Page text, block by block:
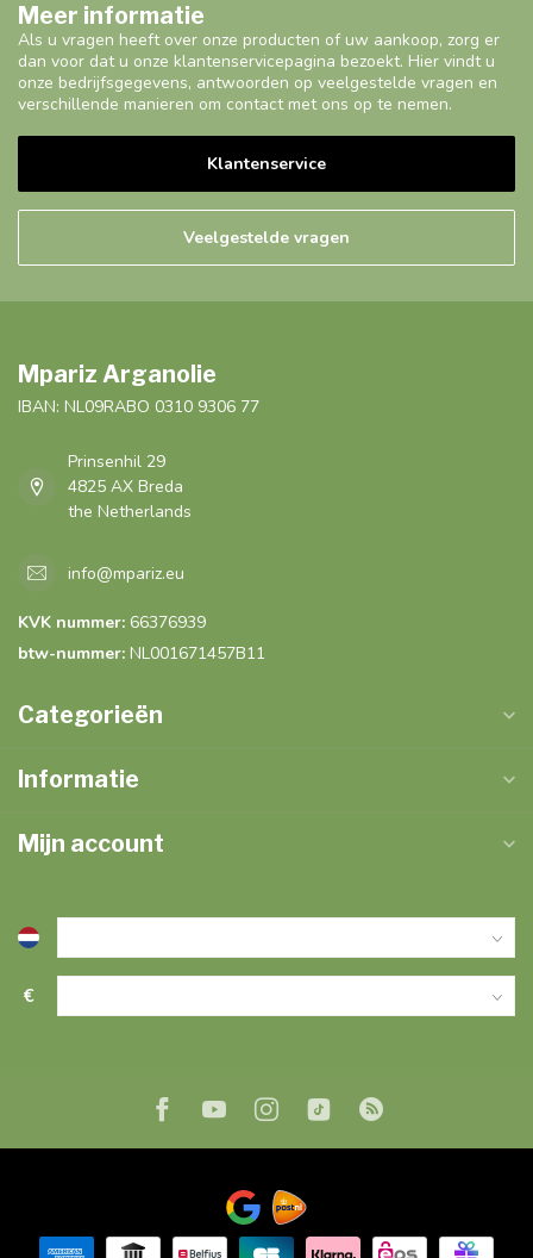
Meer informatie
Als u vragen heeft over onze producten of uw aankoop, zorg er
dan voor dat u onze klantenservicepagina bezoekt. Hier vindt u
onze bedrijfsgegevens, antwoorden op veelgestelde vragen en
verschillende manieren om contact met ons op te nemen.
Klantenservice
Veelgestelde vragen
Mpariz Arganolie
IBAN: NL09RABO 0310 9306 77
Prinsenhil 29
4825 AX Breda
the Netherlands
info@mpariz.eu
KVK nummer: 66376939
btw-nummer: NL001671457B11
Categorieën
Informatie
Mijn account
€